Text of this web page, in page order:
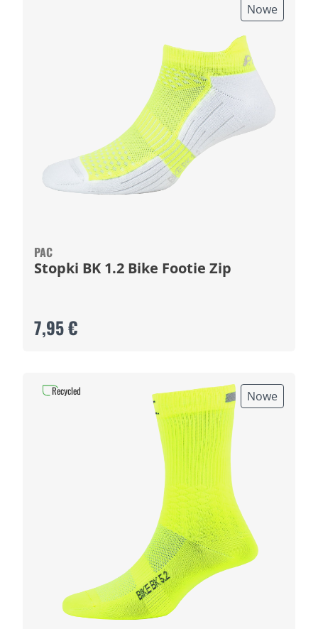
Nowe
PAC
Stopki BK 1.2 Bike Footie Zip
7,95 €
Nowe
Recycled